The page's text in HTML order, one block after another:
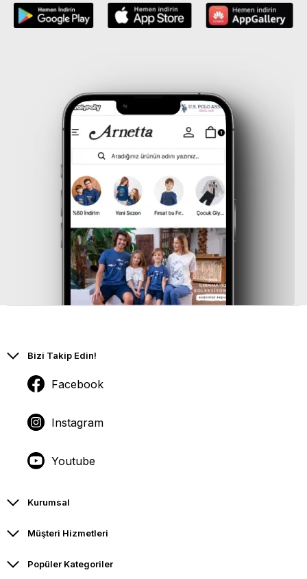
Bizi Takip Edin!
Facebook
Instagram
Youtube
Kurumsal
Müşteri Hizmetleri
Popüler Kategoriler